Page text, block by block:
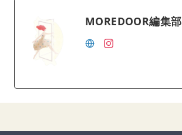
MOREDOOR編集部